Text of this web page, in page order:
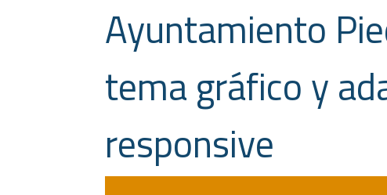
Ayuntamiento
tema gráfico y
responsive